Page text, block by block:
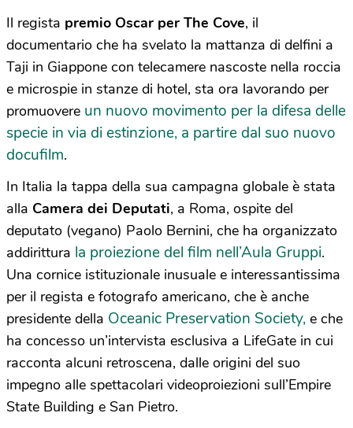
Il regista premio Oscar per The Cove, il
documentario che ha svelato la mattanza di delfini a
Taji in Giappone con telecamere nascoste nella roccia
e microspie in stanze di hotel, sta ora lavorando per
promuovere un nuovo movimento per la difesa delle
specie in via di estinzione, a partire dal suo nuovo
docufilm.
In Italia la tappa della sua campagna globale è stata
alla Camera dei Deputati, a Roma, ospite del
deputato (vegano) Paolo Bernini, che ha organizzato
addirittura la proiezione del film nell’Aula Gruppi.
Una cornice istituzionale inusuale e interessantissima
per il regista e fotografo americano, che è anche
presidente della Oceanic Preservation Society, e che
ha concesso un’intervista esclusiva a LifeGate in cui
racconta alcuni retroscena, dalle origini del suo
impegno alle spettacolari videoproiezioni sull’Empire
State Building e San Pietro.